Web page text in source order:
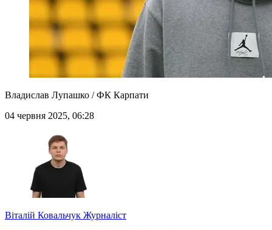
Владислав Лупашко / ФК Карпати
04 червня 2025, 06:28
Віталій Ковальчук Журналіст